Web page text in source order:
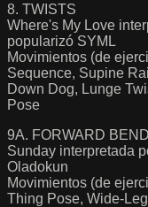
8. TWISTS
Where's My Love
popularizó SYML
Movimientos (de
Sequence, Supine
Down Dog, Lunge
Pose
9A. FORWARD
Sunday interpretada
Oladokun
Movimientos (de
Thing Pose, Wide-